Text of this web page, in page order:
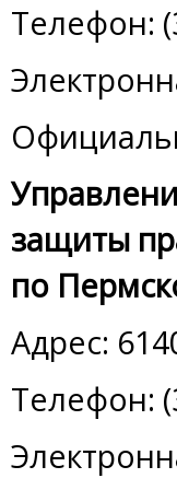
Телефон:
защиты
по
Адрес:
Телефон: